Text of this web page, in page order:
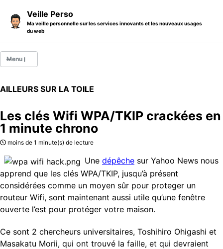
Veille Perso
Ma veille personnelle sur les services innovants et les nouveaux usages
du web
Menu
Catégories
A propos
AILLEURS SUR LA TOILE
Les clés Wifi WPA/TKIP crackées en
1 minute chrono
moins de 1 minute(s) de lecture
Une dépêche sur Yahoo News nous
apprend que les clés WPA/TKIP, jusqu’à présent
considérées comme un moyen sûr pour proteger un
routeur Wifi, sont maintenant aussi utile qu’une fenêtre
ouverte l’est pour protéger votre maison.
Ce sont 2 chercheurs universitaires, Toshihiro Ohigashi et
Masakatu Morii, qui ont trouvé la faille, et qui devraient